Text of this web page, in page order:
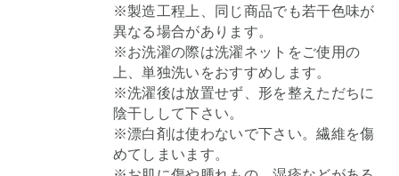
※製造工程上、同じ商品でも若干色味が
異なる場合があります。
※お洗濯の際は洗濯ネットをご使用の
上、単独洗いをおすすめします。
※洗濯後は放置せず、形を整えただちに
陰干しして下さい。
※漂白剤は使わないで下さい。繊維を傷
めてしまいます。